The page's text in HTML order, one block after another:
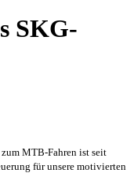
SKG-
MTB-Fahren ist seit
für unsere motivierten